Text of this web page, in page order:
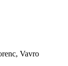
Vavro